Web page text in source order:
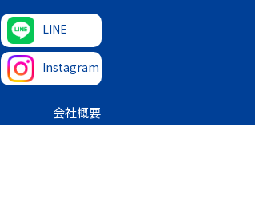
会社概要
LINE
Instagram